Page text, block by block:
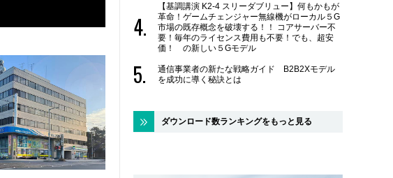
【基調講演 K2-4 スリーダブリュー】何もかもが
革命！ゲームチェンジャー無線機がローカル５G
市場の既存概念を破壊する！！ コアサーバー不
要！毎年のライセンス費用も不要！でも、超安
価！ の新しい５Gモデル
通信事業者の新たな戦略ガイド B2B2Xモデル
を成功に導く秘訣とは
ダウンロード数ランキングをもっと見る